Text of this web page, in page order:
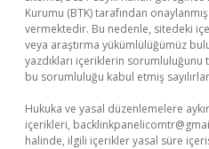
Kurumu (BTK) tarafından
vermektedir. Bu nedenle, sitedeki
veya araştırma yükümlülüğümüz
yazdıkları içeriklerin
bu sorumluluğu kabul etmiş
Hukuka ve yasal düzenlemelere
içerikleri,
halinde, ilgili içerikler yasal süre